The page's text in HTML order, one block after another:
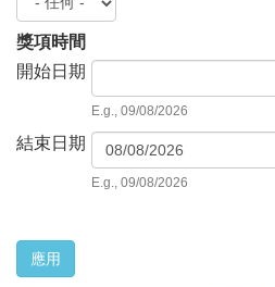
獎項時間
開始日期
a
tE.g., 09/08/2026
結束日期
a
tE.g., 09/08/2026
應用